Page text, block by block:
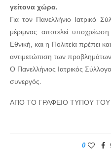
γείτονα χώρα.
Για τον Πανελλήνιο Ιατρικό
μέριμνας αποτελεί
Εθνική, και η Πολιτεία πρέπει
αντιμετώπιση των
Ο Πανελλήνιος Ιατρικός
συνεργός.
ΑΠΟ ΤΟ ΓΡΑΦΕΙΟ ΤΥΠΟΥ ΤΟΥ
0